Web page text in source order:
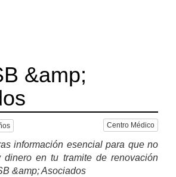
&amp;
Centro Médico
información esencial para que no
dinero en tu tramite de renovación
&amp; Asociados